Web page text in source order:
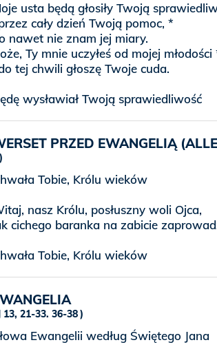
usta będą głosiły Twoją
cały dzień Twoją pomoc, *
nawet nie znam jej miary.
Ty mnie uczyłeś od mojej młodości
tej chwili głoszę Twoje cuda.
wysławiał Twoją sprawiedliwość
PRZED EWANGELIĄ
Tobie, Królu wieków
nasz Królu, posłuszny woli Ojca,
cichego baranka na zabicie
Tobie, Królu wieków
13, 21-33. 36-38
Ewangelii według Świętego Jana